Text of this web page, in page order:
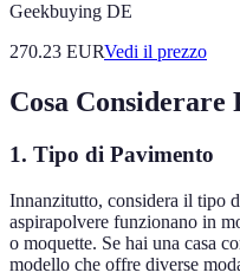
Geekbuying DE
270.23 EURVedi il prezzo
Cosa Considerare
1. Tipo di Pavimento
Innanzitutto, considera il tipo
aspirapolvere funzionano in
o moquette. Se hai una casa
modello che offre diverse